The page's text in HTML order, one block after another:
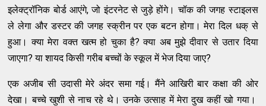
इलेक्ट्रॉनिक बोर्ड आएंगे, जो इंटरनेट से जुड़े होंगे। चॉक की जगह स्टाइलस
ले लेगा और डस्टर की जगह स्क्रीन पर एक बटन होगा। मेरा दिल धक् से
हुआ। क्या मेरा वक्त खत्म हो चुका है? क्या अब मुझे दीवार से उतार दिया
जाएगा? या शायद किसी गरीब बच्चों के स्कूल में भेज दिया जाए?
एक अजीब सी उदासी मेरे अंदर समा गई। मैंने आखिरी बार कक्षा की ओर
देखा। बच्चे खुशी से नाच रहे थे। उनके उत्साह में मेरा दुख कहीं खो गया।